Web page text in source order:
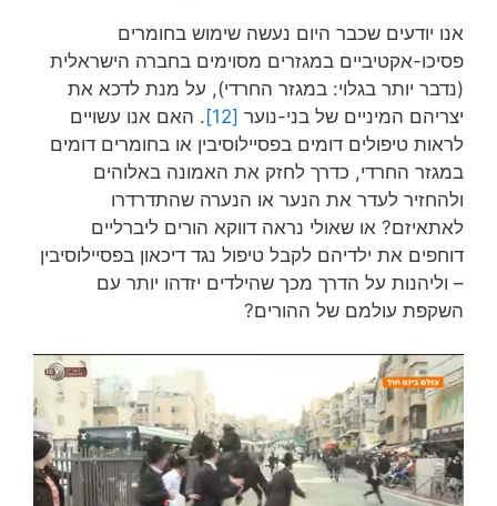
אנו יודעים שכבר היום נעשה שימוש בחומרים
פסיכו-אקטיביים במגזרים מסוימים בחברה הישראלית
(נדבר יותר בגלוי: במגזר החרדי), על מנת לדכא את
יצריהם המיניים של בני-נוער [12]
. האם אנו עשויים
לראות טיפולים דומים בפסיילוסיבין או בחומרים דומים
במגזר החרדי, כדרך לחזק את האמונה באלוהים
ולהחזיר לעדר את הנער או הנערה שהתדרדרו
לאתאיזם? או שאולי נראה דווקא הורים ליברליים
דוחפים את ילדיהם לקבל טיפול נגד דיכאון בפסיילוסיבין
– וליהנות על הדרך מכך שהילדים יזדהו יותר עם
השקפת עולמם של ההורים?